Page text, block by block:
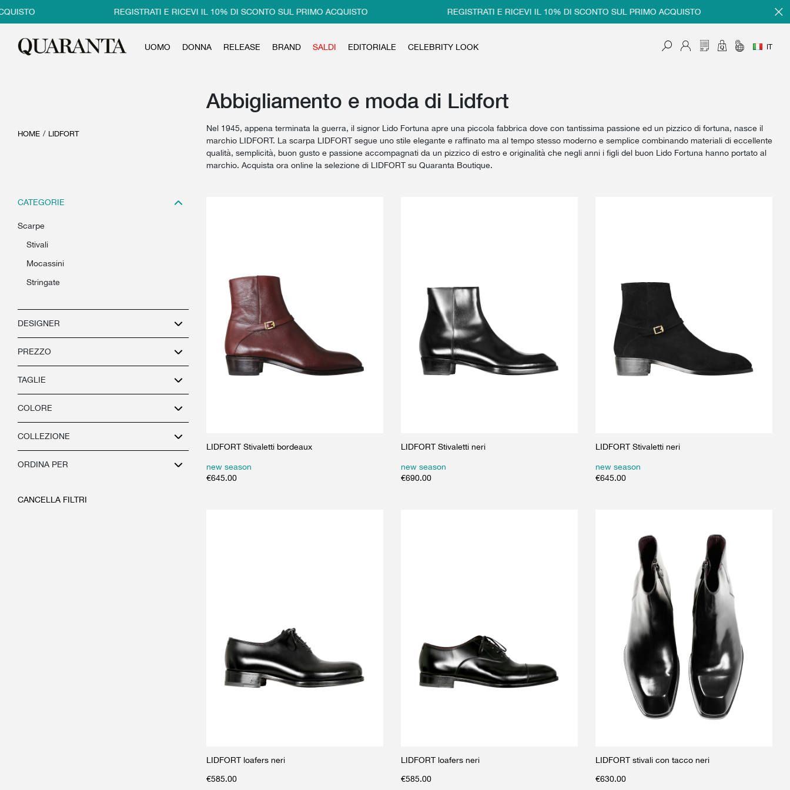
REGISTRATI E RICEVI IL 10% DI SCONTO SUL PRIMO ACQUISTO REGISTRATI E RICEVI IL 10% DI SCONTO SUL PRIMO ACQUISTO
UOMO DONNA RELEASE BRAND SALDI EDITORIALE CELEBRITY LOOK IT
HOME / LIDFORT
Abbigliamento e moda di Lidfort
Nel 1945, appena terminata la guerra, il signor Lido Fortuna apre una piccola fabbrica dove con tantissima passione ed un pizzico di fortuna, nasce il
marchio LIDFORT. La scarpa LIDFORT segue uno stile elegante e raffinato ma al tempo stesso moderno e semplice combinando materiali di eccellente
qualità, semplicità, buon gusto e passione accompagnati da un pizzico di estro e originalità che negli anni i figli del buon Lido Fortuna hanno portato al
marchio. Acquista ora online la selezione di LIDFORT su Quaranta Boutique.
CANCELLA FILTRI
CATEGORIE
scarpe
stivali
mocassini
stringate
DESIGNER
PREZZO
TAGLIE
COLORE
COLLEZIONE
ORDINA PER
LIDFORT Stivaletti bordeaux
new season
€645.00
LIDFORT Stivaletti neri
new season
€690.00
LIDFORT Stivaletti neri
new season
€645.00
LIDFORT loafers neri
€585.00
LIDFORT loafers neri
€585.00
LIDFORT stivali con tacco neri
€630.00